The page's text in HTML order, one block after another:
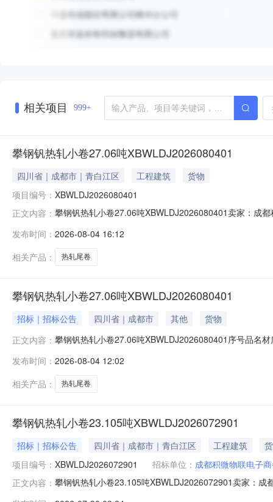
相关项目 999+
攀钢钒热轧小卷27.06吨XBWLDJ2026080401
四川省｜成都市｜青白江区 工程建筑
货物
项目编号： XBWLDJ2026080401
正文内容： 攀钢钒热轧小卷27.06吨XBWLDJ2026080401卖家：成
钢钒1/1.545破边(因非计划产品的特殊性，可能存在与描
发布时间： 2026-08-04 16:12
相关产品：
热轧尾卷
攀钢钒热轧小卷27.06吨XBWLDJ2026080401
招标｜招标公告 四川省｜成都市 其他
货物
正文内容： 攀钢钒热轧小卷27.06吨XBWLDJ2026080401序号品名
轧尾卷（小卷）SPHC(X)1.4*1038*C攀钢钒1/1.77破边(
发布时间： 2026-08-04 12:02
相关产品：
热轧尾卷
攀钢钒热轧小卷23.105吨XBWLDJ2026072901
招标｜招标公告 四川省｜成都市｜青白江区 工程建筑
项目编号： XBWLDJ2026072901 招标单位： 成都积微物联电子
正文内容： 攀钢钒热轧小卷23.105吨XBWLDJ2026072901卖家：